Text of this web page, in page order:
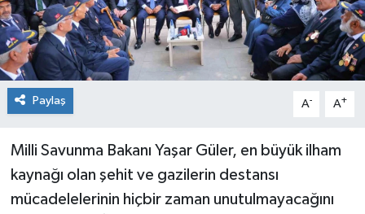
Paylaş A- A+
Milli Savunma Bakanı Yaşar Güler, en büyük ilham
kaynağı olan şehit ve gazilerin destansı
mücadelelerinin hiçbir zaman unutulmayacağını